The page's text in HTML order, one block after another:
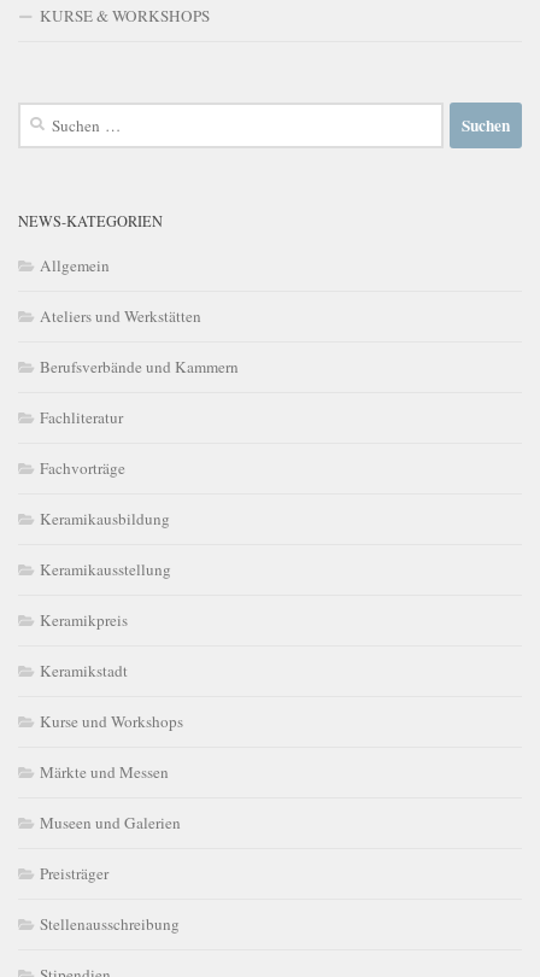
KURSE & WORKSHOPS
Suchen
NEWS-KATEGORIEN
Allgemein
Ateliers und Werkstätten
Berufsverbände und Kammern
Fachliteratur
Fachvorträge
Keramikausbildung
Keramikausstellung
Keramikpreis
Keramikstadt
Kurse und Workshops
Märkte und Messen
Museen und Galerien
Preisträger
Stellenausschreibung